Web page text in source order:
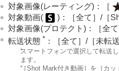
対象画像(レーティング) ： ［
対象動画(
) ： ［全て］ /［
対象画像(プロテクト) ： ［全て
転送状態 * ： ［全て］ /［未転
*スマートフォンで選択して転送
ます。
*［Shot Mark付き動画］ を ［カッ